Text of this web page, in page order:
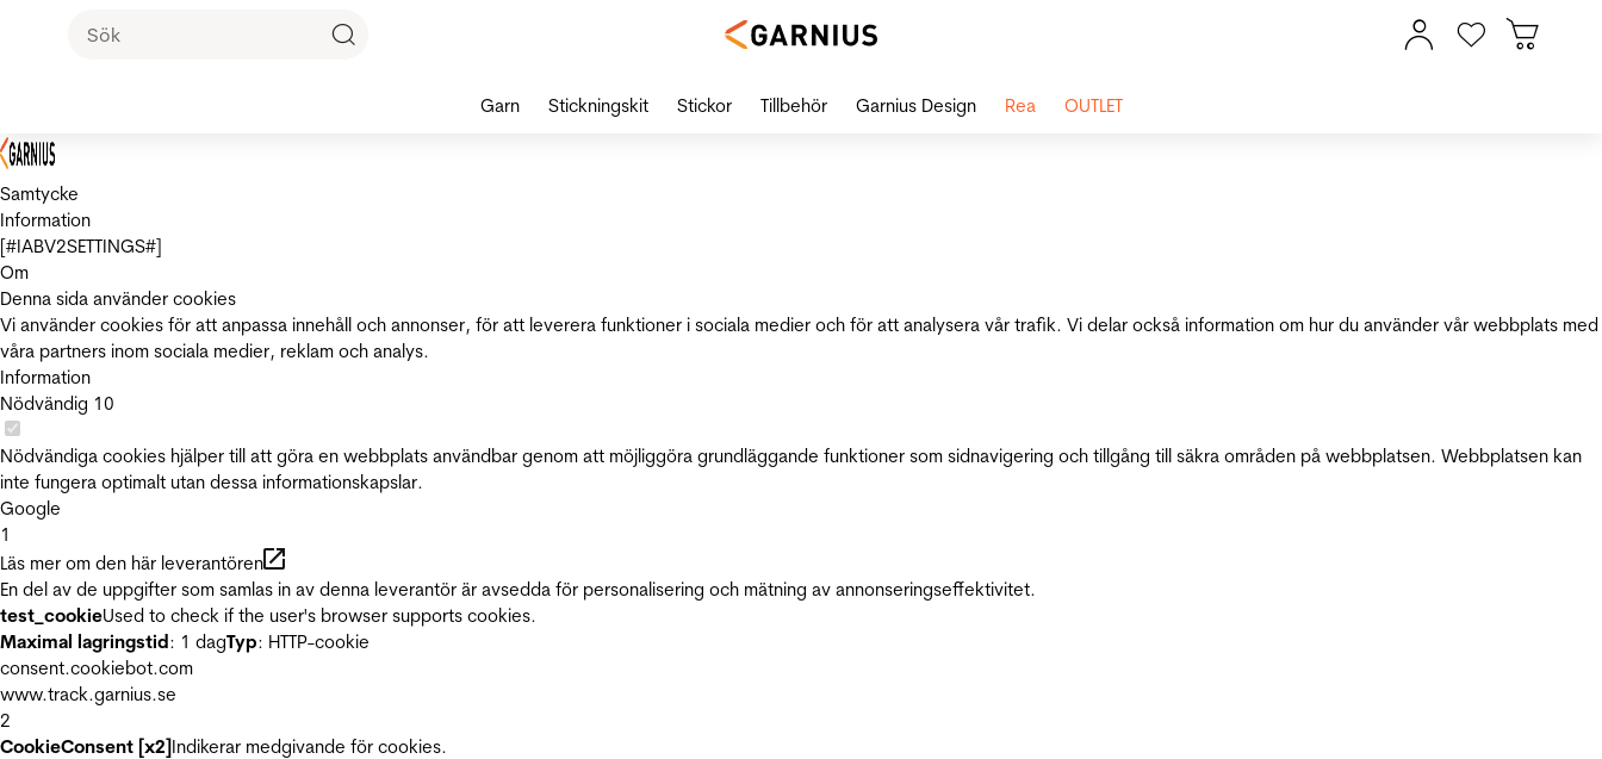
Samtycke
Information
[#IABV2SETTINGS#]
Om
Denna sida använder cookies
Vi använder cookies för att anpassa innehåll och annonser, för att leverera funktioner i sociala medier och för att analysera vår trafik. Vi delar också information om hur du använder vår webbplats med
våra partners inom sociala medier, reklam och analys.
Information
Nödvändig 10
Nödvändiga cookies hjälper till att göra en webbplats användbar genom att möjliggöra grundläggande funktioner som sidnavigering och tillgång till säkra områden på webbplatsen. Webbplatsen kan
inte fungera optimalt utan dessa informationskapslar.
Google
1
Läs mer om den här leverantören
En del av de uppgifter som samlas in av denna leverantör är avsedda för personalisering och mätning av annonseringseffektivitet.
test_cookieUsed to check if the user's browser supports cookies.
Maximal lagringstid: 1 dagTyp: HTTP-cookie
consent.cookiebot.com
www.track.garnius.se
2
CookieConsent [x2]Indikerar medgivande för cookies.
Garn Stickningskit Stickor Tillbehör Garnius Design Rea OUTLET